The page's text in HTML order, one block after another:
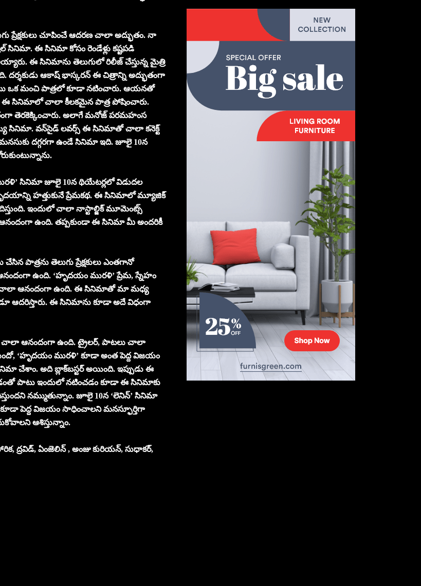
చూపించే ఆదరణ చాలా అద్భుతం. నా
సినిమా. ఈ సినిమా కోసం రెండేళ్లు కష్టపడి
ఈ సినిమాను తెలుగులో రిలీజ్ చేస్తున్న మైత్రి
ఆకాష్ భాస్కరన్ ఈ చిత్రాన్ని అద్భుతంగా
ఒక మంచి పాత్రలో కూడా నటించారు. ఆయనతో
ఈ సినిమాలో చాలా కీలకమైన పాత్ర పోషించారు.
తెరకెక్కించారు. అలాగే మనోజ్ పరమహంస
సినిమా. వన్‌సైడ్ లవర్స్ ఈ సినిమాతో చాలా కనెక్ట్
మనసుకు దగ్గరగా ఉండే సినిమా ఇది. జూలై 10న
సినిమా జూలై 10న థియేటర్లలో విడుదల
హత్తుకునే ప్రేమకథ. ఈ సినిమాలో మ్యూజిక్
ఇందులో చాలా నాస్టాల్జిక్ మూమెంట్స్
ఉంది. తప్పకుండా ఈ సినిమా మీ అందరికీ
పాత్రను తెలుగు ప్రేక్షకులు ఎంతగానో
ఉంది. ‘హృదయం మురళి’ ప్రేమ, స్నేహం
చాలా ఆనందంగా ఉంది. ఈ సినిమాతో మా మధ్య
ఆదరిస్తారు. ఈ సినిమాను కూడా అదే విధంగా
చాలా ఆనందంగా ఉంది. ట్రైలర్, పాటలు చాలా
‘హృదయం మురళి’ కూడా అంత పెద్ద విజయం
చేశాం. అది బ్లాక్‌బస్టర్ అయింది. ఇప్పుడు ఈ
పాటు ఇందులో నటించడం కూడా ఈ సినిమాకు
నమ్ముతున్నాం. జూలై 10న ‘లెనిన్’ సినిమా
పెద్ద విజయం సాధించాలని మనస్ఫూర్తిగా
ఆశిస్తున్నాం.
ద్రవిడ్, ఏంజెలిన్ , అంజు కురియన్, సుధాకర్,